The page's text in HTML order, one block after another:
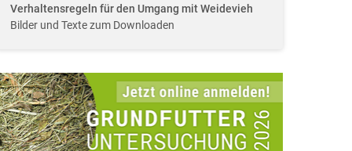
Verhaltensregeln für den Umgang mit Weidevieh
Bilder und Texte zum Downloaden